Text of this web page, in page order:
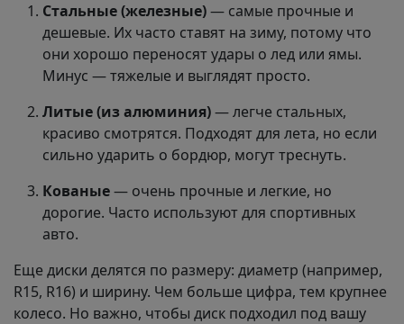
Стальные (железные)— самые прочные и
дешевые. Их часто ставят на зиму, потому что
они хорошо переносят удары о лед или ямы.
Минус — тяжелые и выглядят просто.
Литые (из алюминия)— легче стальных,
красиво смотрятся. Подходят для лета, но если
сильно ударить о бордюр, могут треснуть.
Кованые— очень прочные и легкие, но
дорогие. Часто используют для спортивных
авто.
Еще диски делятся по размеру: диаметр (например,
R15, R16) и ширину. Чем больше цифра, тем крупнее
колесо. Но важно, чтобы диск подходил под вашу